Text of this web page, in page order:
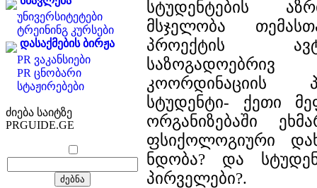
უნივერსიტეტები
ტრეინინგ კურსები
დასაქმების ბირჟა
PR ვაკანსიები
PR ცნობარი
სტაჟირებები
ძიება საიტზე
PRGUIDE.GE
სტუდენტების
მსჯელობა
პროექტის
კოორდინაციის
სტუდენტი- ქეთი
ორგანიზებაში
ფსიქოლოგიური
ნდობა? და
პირველები?.